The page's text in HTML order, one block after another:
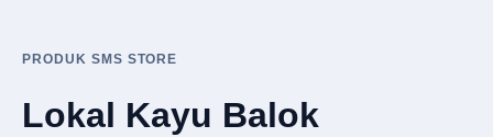
PRODUK SMS STORE
Lokal Kayu Balok